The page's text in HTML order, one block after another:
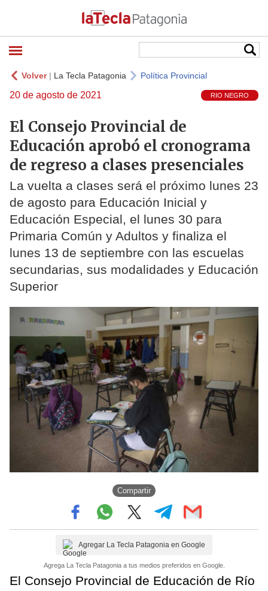
Volver| La Tecla Patagonia Política Provincial
20 de agosto de 2021 RIO NEGRO
El Consejo Provincial de
Educación aprobó el cronograma
de regreso a clases presenciales
La vuelta a clases será el próximo lunes 23
de agosto para Educación Inicial y
Educación Especial, el lunes 30 para
Primaria Común y Adultos y finaliza el
lunes 13 de septiembre con las escuelas
secundarias, sus modalidades y Educación
Superior
Compartir
Agregar La Tecla Patagonia en Google
Agrega La Tecla Patagonia a tus medios preferidos en Google.
El Consejo Provincial de Educación de Río